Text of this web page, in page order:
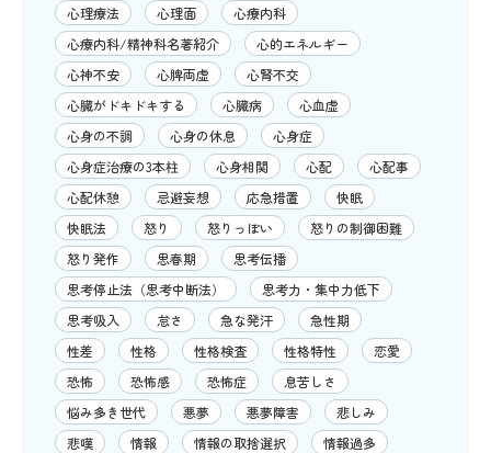
心理療法
心理面
心療内科
心療内科/精神科名著紹介
心的エネルギー
心神不安
心脾両虚
心腎不交
心臓がドキドキする
心臓病
心血虚
心身の不調
心身の休息
心身症
心身症治療の3本柱
心身相関 心配
心配事
心配休憩
忌避妄想 応急措置
快眠
快眠法
怒り 怒りっぽい
怒りの制御困難
怒り発作
思春期
思考伝播
思考停止法（思考中断法）
思考力・集中力低下
思考吸入
怠さ 急な発汗
急性期
性差
性格 性格検査 性格特性
恋愛
恐怖
恐怖感 恐怖症
息苦しさ
悩み多き世代
悪夢 悪夢障害
悲しみ
悲嘆
情報 情報の取捨選択
情報過多